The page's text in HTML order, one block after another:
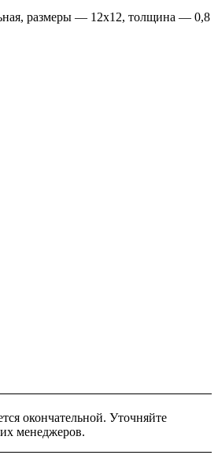
размеры — 12х12, толщина — 0,8
окончательной. Уточняйте
менеджеров.